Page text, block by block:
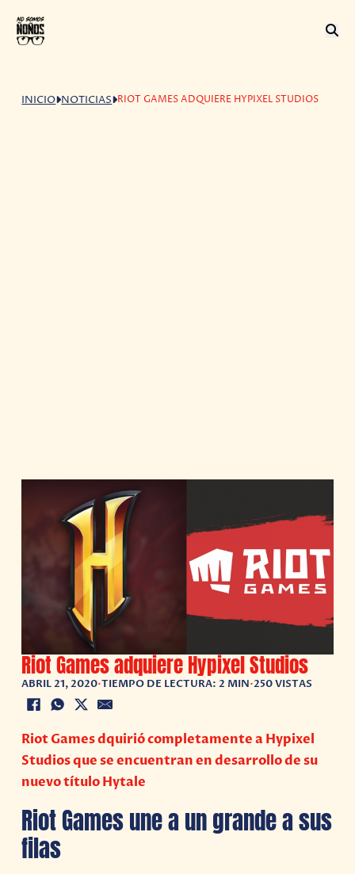
INICIO NOTICIAS RIOT GAMES ADQUIERE HYPIXEL STUDIOS
Riot Games adquiere Hypixel Studios
ABRIL 21, 2020•TIEMPO DE LECTURA: 2 MIN•250 VISTAS
Riot Games dquirió completamente a Hypixel
Studios que se encuentran en desarrollo de su
nuevo título Hytale
Riot Games une a un grande a sus
filas